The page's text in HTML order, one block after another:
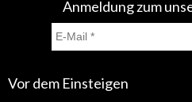
Anmeldung zum
Vor dem Einsteigen